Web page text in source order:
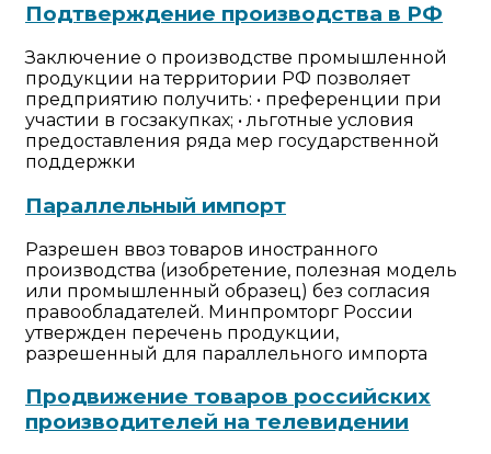
Подтверждение производства в РФ
Заключение о производстве промышленной
продукции на территории РФ позволяет
предприятию получить: • преференции при
участии в госзакупках; • льготные условия
предоставления ряда мер государственной
поддержки
Параллельный импорт
Разрешен ввоз товаров иностранного
производства (изобретение, полезная модель
или промышленный образец) без согласия
правообладателей. Минпромторг России
утвержден перечень продукции,
разрешенный для параллельного импорта
Продвижение товаров российских
производителей на телевидении